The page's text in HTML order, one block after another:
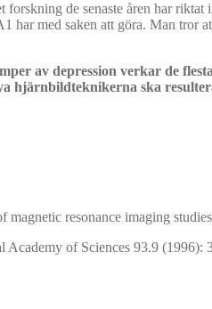
de senaste åren har
med saken att göra. Man tror
av depression verkar de
hjärnbildteknikerna ska
resonance imaging
Academy of Sciences 93.9 (1996):